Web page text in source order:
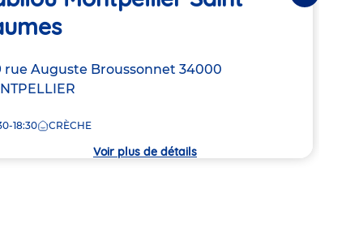
rue Auguste Broussonnet 34000
18:30 CRÈCHE
Voir plus de détails